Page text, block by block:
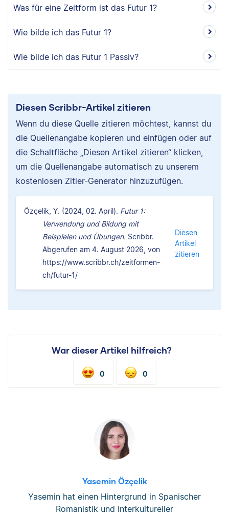
Was für eine Zeitform ist das Futur 1?
Wie bilde ich das Futur 1?
Wie bilde ich das Futur 1 Passiv?
Diesen Scribbr-Artikel zitieren
Wenn du diese Quelle zitieren möchtest, kannst du
die Quellenangabe kopieren und einfügen oder auf
die Schaltfläche „Diesen Artikel zitieren“ klicken,
um die Quellenangabe automatisch zu unserem
kostenlosen Zitier-Generator hinzuzufügen.
Özçelik, Y. (2024, 02. April). Futur 1:
Verwendung und Bildung mit
Beispielen und Übungen. Scribbr.
Abgerufen am 4. August 2026, von
https://www.scribbr.ch/zeitformen-
ch/futur-1/
Diesen
Artikel
zitieren
War dieser Artikel hilfreich?
0 0
Yasemin Özçelik
Yasemin hat einen Hintergrund in Spanischer
Romanistik und Interkultureller